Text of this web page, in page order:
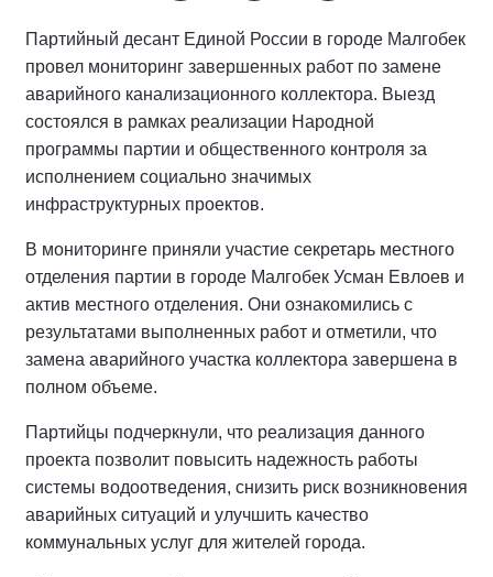
Партийный десант Единой России в городе Малгобек
провел мониторинг завершенных работ по замене
аварийного канализационного коллектора. Выезд
состоялся в рамках реализации Народной
программы партии и общественного контроля за
исполнением социально значимых
инфраструктурных проектов.
В мониторинге приняли участие секретарь местного
отделения партии в городе Малгобек Усман Евлоев и
актив местного отделения. Они ознакомились с
результатами выполненных работ и отметили, что
замена аварийного участка коллектора завершена в
полном объеме.
Партийцы подчеркнули, что реализация данного
проекта позволит повысить надежность работы
системы водоотведения, снизить риск возникновения
аварийных ситуаций и улучшить качество
коммунальных услуг для жителей города.